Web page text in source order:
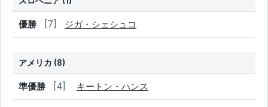
結果 シード 選手名
優勝 [7] ジガ・シェシュコ
アメリカ (8)
結果 シード 選手名
準優勝 [4] キートン・ハンス